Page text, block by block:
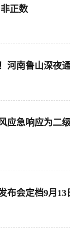
正数
河南鲁山深夜
应急响应为二
布会定档9月13